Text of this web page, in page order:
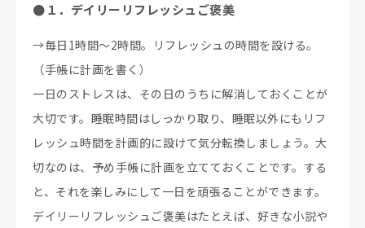
●１．デイリーリフレッシュご褒美
→毎日1時間～2時間。リフレッシュの時間を設ける。
（手帳に計画を書く）
一日のストレスは、その日のうちに解消しておくことが
大切です。睡眠時間はしっかり取り、睡眠以外にもリフ
レッシュ時間を計画的に設けて気分転換しましょう。大
切なのは、予め手帳に計画を立てておくことです。する
と、それを楽しみにして一日を頑張ることができます。
デイリーリフレッシュご褒美はたとえば、好きな小説や